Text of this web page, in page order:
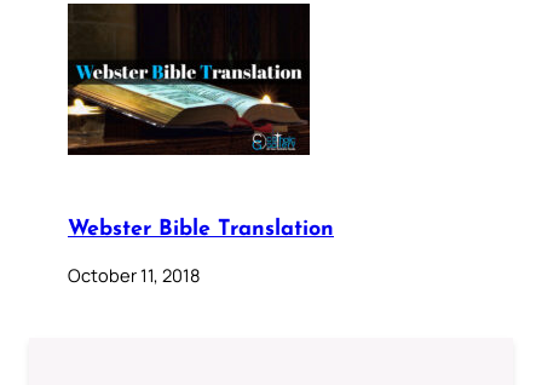
Webster Bible Translation
October 11, 2018